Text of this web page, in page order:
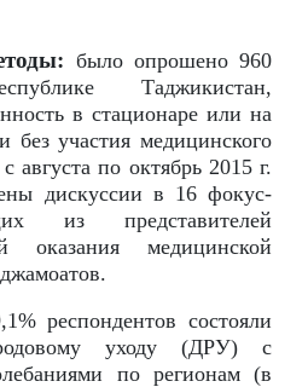
было опрошено 960
Таджикистан,
в стационаре или на
без участия медицинского
августа по октябрь 2015 г.
дискуссии в 16 фокус-
из представителей
оказания медицинской
респондентов состояли
уходу (ДРУ) с
по регионам (в